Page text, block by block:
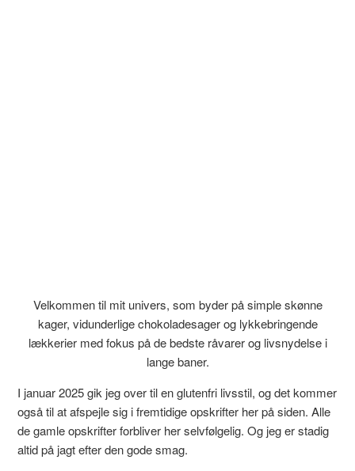
Velkommen til mit univers, som byder på simple skønne
kager, vidunderlige chokoladesager og lykkebringende
lækkerier med fokus på de bedste råvarer og livsnydelse i
lange baner.
I januar 2025 gik jeg over til en glutenfri livsstil, og det kommer
også til at afspejle sig i fremtidige opskrifter her på siden. Alle
de gamle opskrifter forbliver her selvfølgelig. Og jeg er stadig
altid på jagt efter den gode smag.